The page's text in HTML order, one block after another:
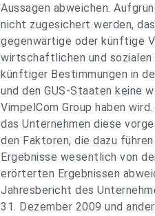
Aussagen abweichen.
nicht zugesichert werden,
gegenwärtige oder künftige
wirtschaftlichen und
künftiger Bestimmungen in
und den GUS-Staaten keine
VimpelCom Group haben
das Unternehmen diese
den Faktoren, die dazu
Ergebnisse wesentlich von
erörterten Ergebnissen
Jahresbericht des
31. Dezember 2009 und